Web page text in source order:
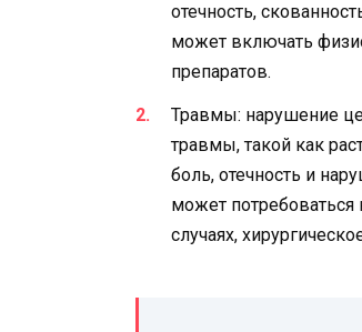
отечность,
может включать
препаратов.
Травмы: нарушение
травмы, такой как
боль, отечность и
может потребоваться
случаях,